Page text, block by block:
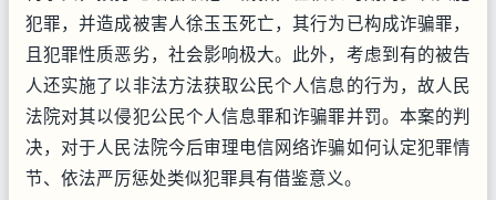
犯罪，并造成被害人徐玉玉死亡，其行为已构成诈骗罪，
且犯罪性质恶劣，社会影响极大。此外，考虑到有的被告
人还实施了以非法方法获取公民个人信息的行为，故人民
法院对其以侵犯公民个人信息罪和诈骗罪并罚。本案的判
决，对于人民法院今后审理电信网络诈骗如何认定犯罪情
节、依法严厉惩处类似犯罪具有借鉴意义。